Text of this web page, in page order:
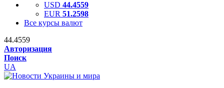
USD 44.4559
EUR 51.2598
Все курсы валют
44.4559
Авторизация
Поиск
UA